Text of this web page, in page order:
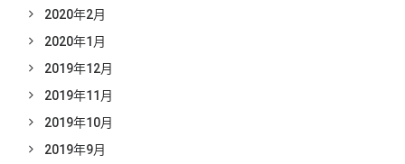
2020年2月
2020年1月
2019年12月
2019年11月
2019年10月
2019年9月